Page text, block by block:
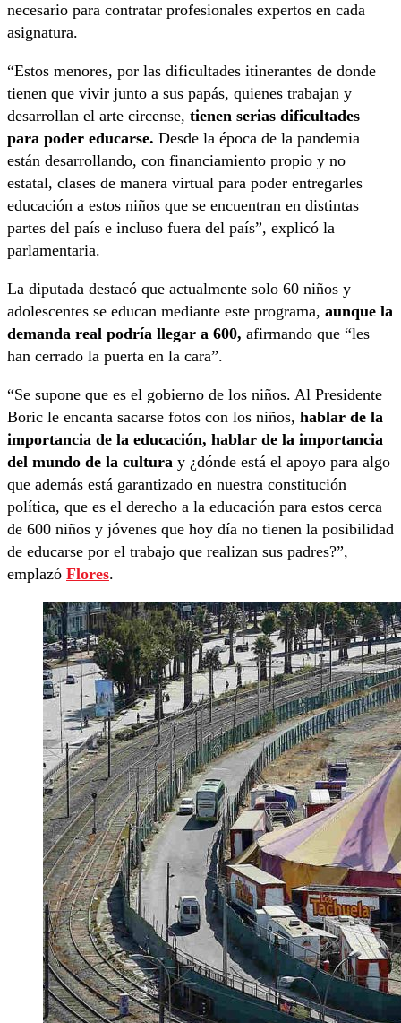
necesario para contratar profesionales expertos en cada
asignatura.
“Estos menores, por las dificultades itinerantes de donde
tienen que vivir junto a sus papás, quienes trabajan y
desarrollan el arte circense, tienen serias dificultades
para poder educarse. Desde la época de la pandemia
están desarrollando, con financiamiento propio y no
estatal, clases de manera virtual para poder entregarles
educación a estos niños que se encuentran en distintas
partes del país e incluso fuera del país”, explicó la
parlamentaria.
La diputada destacó que actualmente solo 60 niños y
adolescentes se educan mediante este programa, aunque la
demanda real podría llegar a 600, afirmando que “les
han cerrado la puerta en la cara”.
“Se supone que es el gobierno de los niños. Al Presidente
Boric le encanta sacarse fotos con los niños, hablar de la
importancia de la educación, hablar de la importancia
del mundo de la cultura y ¿dónde está el apoyo para algo
que además está garantizado en nuestra constitución
política, que es el derecho a la educación para estos cerca
de 600 niños y jóvenes que hoy día no tienen la posibilidad
de educarse por el trabajo que realizan sus padres?”,
emplazó Flores.